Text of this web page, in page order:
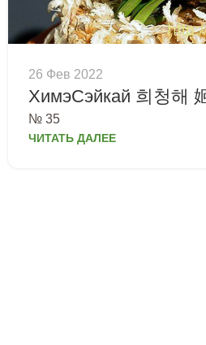
26 Фев 2022
ХимэСэйкай 희청해
№ 35
ЧИТАТЬ ДАЛЕЕ